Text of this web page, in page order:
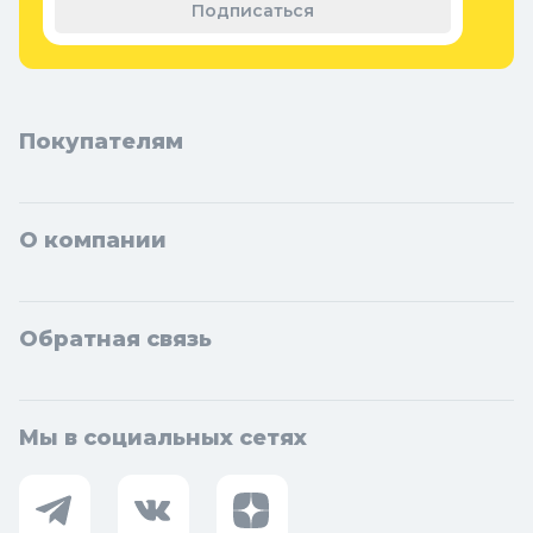
Фоминск, Дмитров, Лыткарино, Павловский Посад, Ступино,
Котельники, Фрязино, Дзержинский, Солнечногорск,
Новосибирска и Новосибирской области: Бердск, Искитим,
Подписаться
Покупателям
О компании
Обратная связь
Мы в социальных сетях